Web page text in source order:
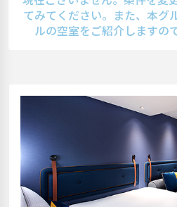
てみてください。また、本グ
ルの空室をご紹介しますの